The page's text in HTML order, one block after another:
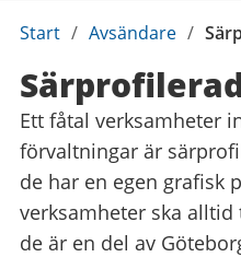
Du
här:
Start / Avsändare /
Ett fåtal verksamheter
förvaltningar är
de har en egen grafisk
verksamheter ska
de är en del av